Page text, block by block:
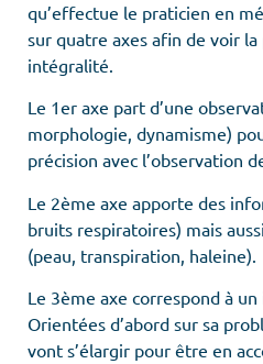
qu’effectue le praticien en
sur quatre axes afin de voir la
intégralité.
Le 1er axe part d’une
morphologie, dynamisme)
précision avec l’observation
Le 2ème axe apporte des
bruits respiratoires) mais
(peau, transpiration, haleine).
Le 3ème axe correspond à
Orientées d’abord sur sa
vont s’élargir pour être en